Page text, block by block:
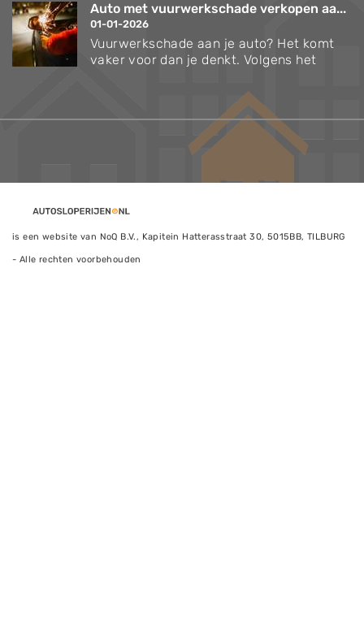
Auto met vuurwerkschade verkopen aa...
01-01-2026
Vuurwerkschade aan je auto? Het komt
vaker voor dan je denkt. Volgens het
is een website van NoQ B.V., Kapitein Hatterasstraat 30, 5015BB, TILBURG
- Alle rechten voorbehouden